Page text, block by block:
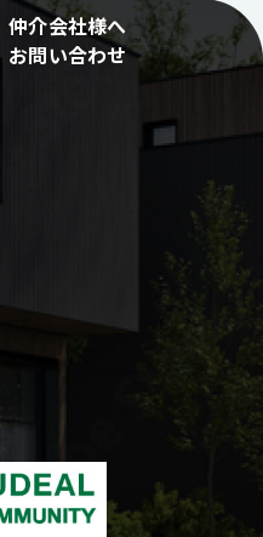
仲介会社様へ
お問い合わせ